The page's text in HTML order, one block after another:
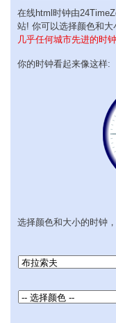
在线html时钟由
站! 你可以选择颜色和
几乎任何城市先进的时钟
你的时钟看起来像这样:
选择颜色和大小的时钟